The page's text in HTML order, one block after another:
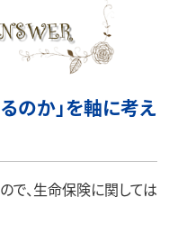
のか」を軸に考え
で、生命保険に関しては